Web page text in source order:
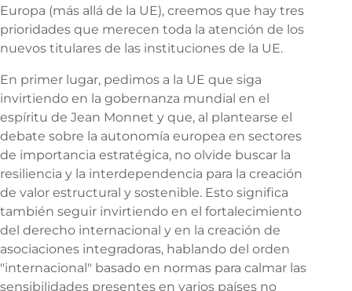
Europa (más allá de la UE), creemos que hay tres
prioridades que merecen toda la atención de los
nuevos titulares de las instituciones de la UE.
En primer lugar, pedimos a la UE que siga
invirtiendo en la gobernanza mundial en el
espíritu de Jean Monnet y que, al plantearse el
debate sobre la autonomía europea en sectores
de importancia estratégica, no olvide buscar la
resiliencia y la interdependencia para la creación
de valor estructural y sostenible. Esto significa
también seguir invirtiendo en el fortalecimiento
del derecho internacional y en la creación de
asociaciones integradoras, hablando del orden
"internacional" basado en normas para calmar las
sensibilidades presentes en varios países no